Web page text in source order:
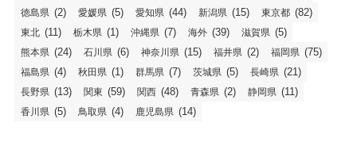
徳島県 (2) 愛媛県 (5) 愛知県 (44) 新潟県 (15) 東京都 (82)
東北 (11) 栃木県 (1) 沖縄県 (7) 海外 (39) 滋賀県 (5)
熊本県 (24) 石川県 (6) 神奈川県 (15) 福井県 (2) 福岡県 (75)
福島県 (4) 秋田県 (1) 群馬県 (7) 茨城県 (5) 長崎県 (21)
長野県 (13) 関東 (59) 関西 (48) 青森県 (2) 静岡県 (11)
香川県 (5) 鳥取県 (4) 鹿児島県 (14)